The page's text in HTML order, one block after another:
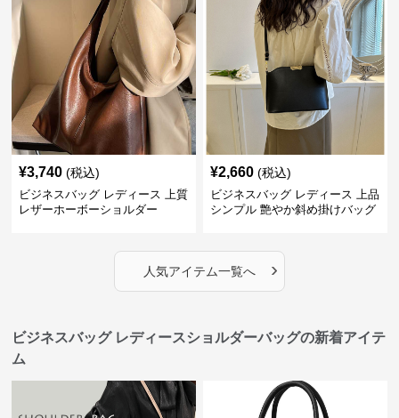
¥3,740 (税込)
ビジネスバッグ レディース 上質
レザーホーボーショルダー
¥2,660 (税込)
ビジネスバッグ レディース 上品
シンプル 艶やか斜め掛けバッグ
人気アイテム一覧へ ›
ビジネスバッグ レディースショルダーバッグの新着アイテ
ム